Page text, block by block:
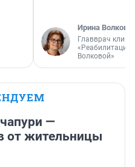
Ирина Волкова
Главврач
«Реабилитация
Волковой»
—
от жительницы